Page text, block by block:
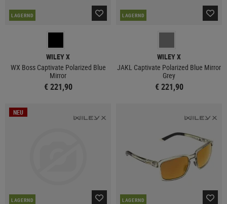
LAGERND
WILEY X
WX Boss Captivate Polarized Blue
Mirror
€ 221,90
LAGERND
WILEY X
JAKL Captivate Polarized Blue Mirror
Grey
€ 221,90
NEU
LAGERND LAGERND